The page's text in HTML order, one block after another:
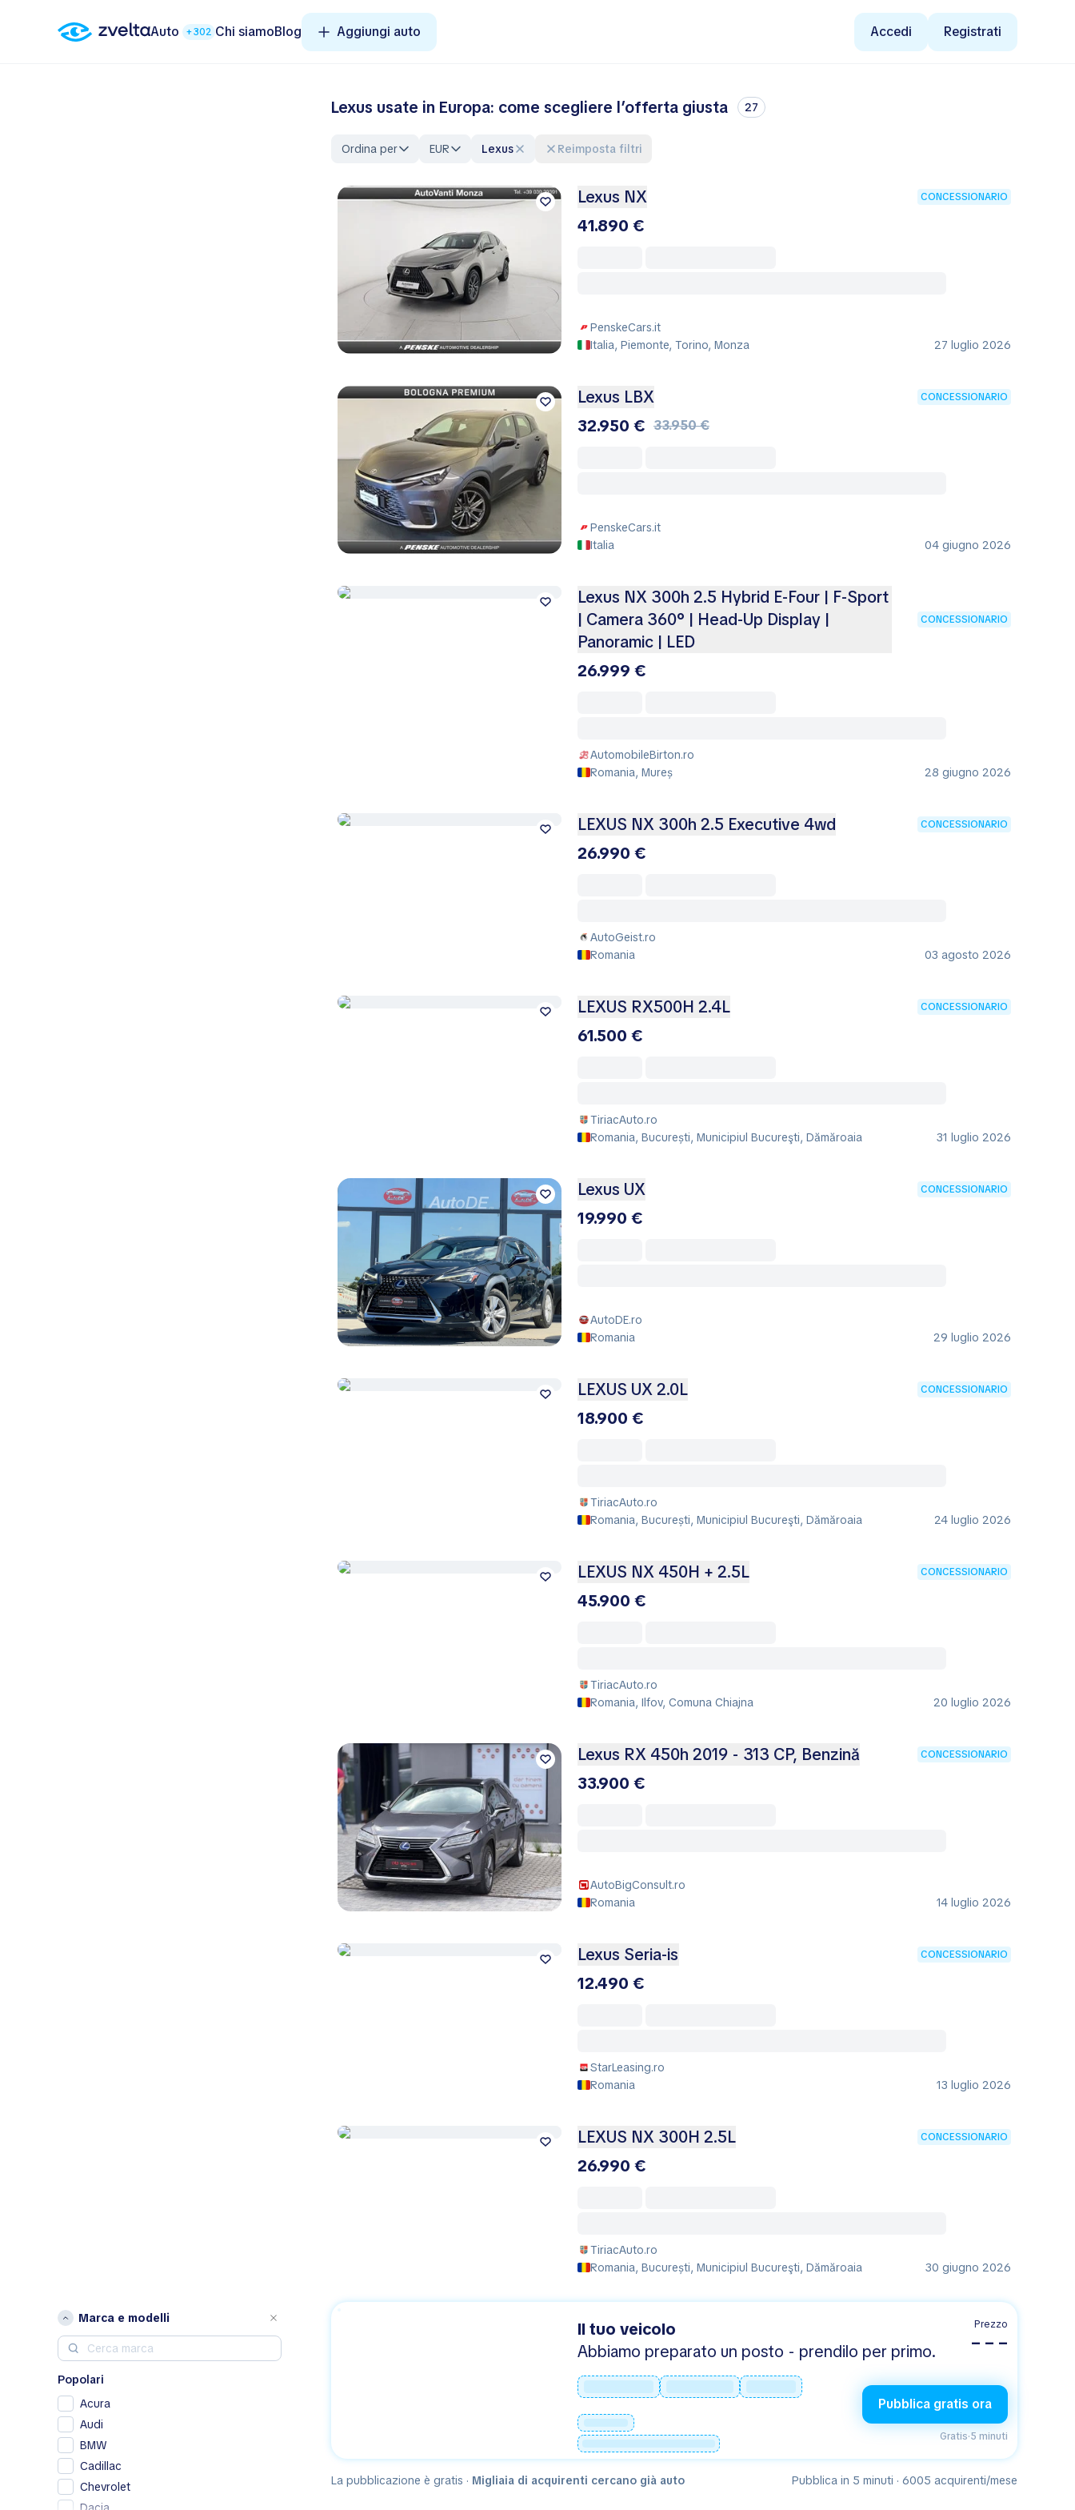
Auto +302 Chi siamoBlog Aggiungi auto Accedi Registrati
Marca e modelli
Popolari
Acura
Audi
BMW
Cadillac
Chevrolet
Lexus usate in Europa: come scegliere l’offerta giusta 27
Ordina per EUR Lexus Reimposta filtri
Lexus NX CONCESSIONARIO
41.890 €
PenskeCars.it
Italia, Piemonte, Torino, Monza
27 luglio 2026
Lexus LBX CONCESSIONARIO
32.950 € 33.950 €
PenskeCars.it
Italia
04 giugno 2026
Lexus NX 300h 2.5 Hybrid E-Four | F-Sport
| Camera 360° | Head-Up Display |
Panoramic | LED
CONCESSIONARIO
26.999 €
AutomobileBirton.ro
Romania, Mureș
28 giugno 2026
LEXUS NX 300h 2.5 Executive 4wd CONCESSIONARIO
26.990 €
AutoGeist.ro
Romania
03 agosto 2026
LEXUS RX500H 2.4L CONCESSIONARIO
61.500 €
TiriacAuto.ro
Romania, București, Municipiul Bucureşti, Dămăroaia
31 luglio 2026
Lexus UX CONCESSIONARIO
19.990 €
AutoDE.ro
Romania
29 luglio 2026
LEXUS UX 2.0L CONCESSIONARIO
18.900 €
TiriacAuto.ro
Romania, București, Municipiul Bucureşti, Dămăroaia
24 luglio 2026
LEXUS NX 450H + 2.5L CONCESSIONARIO
45.900 €
TiriacAuto.ro
Romania, Ilfov, Comuna Chiajna
20 luglio 2026
Lexus RX 450h 2019 - 313 CP, Benzină CONCESSIONARIO
33.900 €
AutoBigConsult.ro
Romania
14 luglio 2026
Lexus Seria-is CONCESSIONARIO
12.490 €
StarLeasing.ro
Romania
13 luglio 2026
LEXUS NX 300H 2.5L CONCESSIONARIO
26.990 €
TiriacAuto.ro
Romania, București, Municipiul Bucureşti, Dămăroaia
30 giugno 2026
Il tuo veicolo
Abbiamo preparato un posto - prendilo per primo.
Prezzo
– – –
Pubblica gratis ora
Gratis·5 minuti
La pubblicazione è gratis · Migliaia di acquirenti cercano già auto Pubblica in 5 minuti · 6005 acquirenti/mese